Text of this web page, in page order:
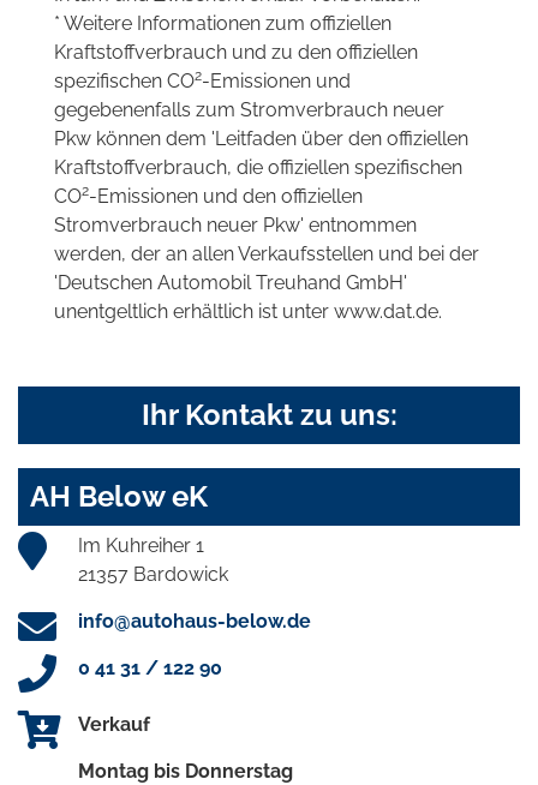
* Weitere Informationen zum offiziellen
Kraftstoffverbrauch und zu den offiziellen
spezifischen CO2-Emissionen und
gegebenenfalls zum Stromverbrauch neuer
Pkw können dem 'Leitfaden über den offiziellen
Kraftstoffverbrauch, die offiziellen spezifischen
CO2-Emissionen und den offiziellen
Stromverbrauch neuer Pkw' entnommen
werden, der an allen Verkaufsstellen und bei der
'Deutschen Automobil Treuhand GmbH'
unentgeltlich erhältlich ist unter www.dat.de.
Ihr Kontakt zu uns:
AH Below eK
Im Kuhreiher 1
21357 Bardowick
info@autohaus-below.de
0 41 31 / 122 90
Verkauf
Montag bis Donnerstag